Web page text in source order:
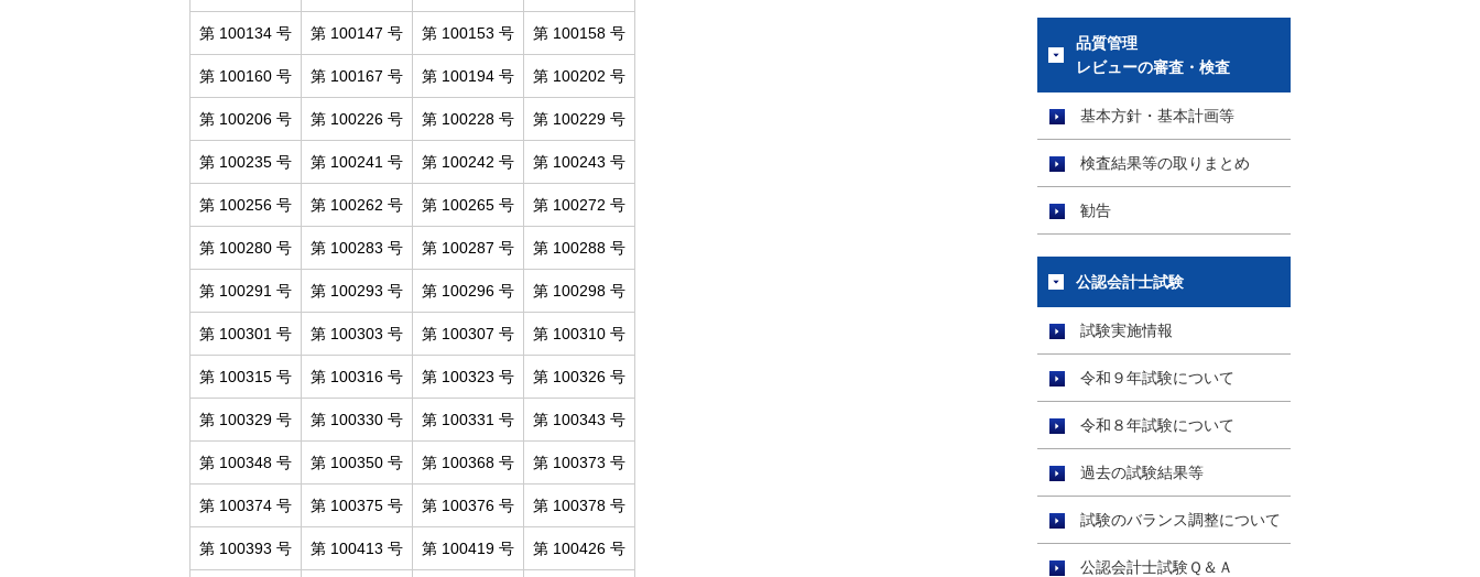
第 100134 号 第 100147 号 第 100153 号 第 100158 号
第 100160 号 第 100167 号 第 100194 号 第 100202 号
第 100206 号 第 100226 号 第 100228 号 第 100229 号
第 100235 号 第 100241 号 第 100242 号 第 100243 号
第 100256 号 第 100262 号 第 100265 号 第 100272 号
第 100280 号 第 100283 号 第 100287 号 第 100288 号
第 100291 号 第 100293 号 第 100296 号 第 100298 号
第 100301 号 第 100303 号 第 100307 号 第 100310 号
第 100315 号 第 100316 号 第 100323 号 第 100326 号
第 100329 号 第 100330 号 第 100331 号 第 100343 号
第 100348 号 第 100350 号 第 100368 号 第 100373 号
第 100374 号 第 100375 号 第 100376 号 第 100378 号
第 100393 号 第 100413 号 第 100419 号 第 100426 号
品質管理
レビューの審査・検査
基本方針・基本計画等
検査結果等の取りまとめ
勧告
公認会計士試験
試験実施情報
令和９年試験について
令和８年試験について
過去の試験結果等
試験のバランス調整について
公認会計士試験Ｑ＆Ａ